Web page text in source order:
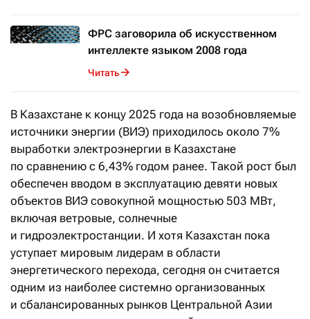
ФРС заговорила об искусственном
интеллекте языком 2008 года
Читать
В Казахстане к концу 2025 года на возобновляемые
источники энергии (ВИЭ) приходилось около 7%
выработки электроэнергии в Казахстане
по сравнению с 6,43% годом ранее. Такой рост был
обеспечен вводом в эксплуатацию девяти новых
объектов ВИЭ совокупной мощностью 503 МВт,
включая ветровые, солнечные
и гидроэлектростанции. И хотя Казахстан пока
уступает мировым лидерам в области
энергетического перехода, сегодня он считается
одним из наиболее системно организованных
и сбалансированных рынков Центральной Азии